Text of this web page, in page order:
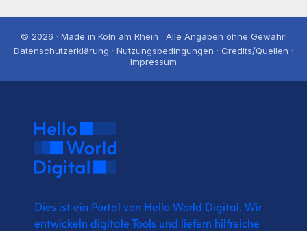
© 2026 · Made in Köln am Rhein · Alle Angaben ohne Gewähr!
Datenschutzerklärung · Nutzungsbedingungen · Credits/Quellen ·
Impressum
Dies ist ein Portal von Hello World Digital. Wir
entwickeln digitale Tools und liefern hilfreiche